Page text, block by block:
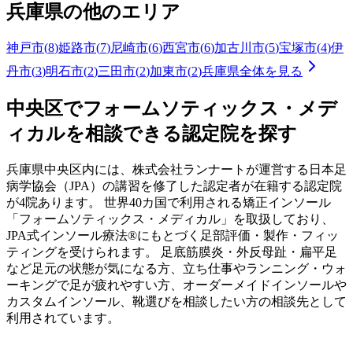
兵庫県の他のエリア
神戸市(8)姫路市(7)尼崎市(6)西宮市(6)加古川市(5)宝塚市(4)伊
丹市(3)明石市(2)三田市(2)加東市(2)兵庫県全体を見る
中央区でフォームソティックス・メデ
ィカルを相談できる認定院を探す
兵庫県中央区内には、株式会社ランナートが運営する日本足
病学協会（JPA）の講習を修了した認定者が在籍する認定院
が4院あります。 世界40カ国で利用される矯正インソール
「フォームソティックス・メディカル」を取扱しており、
JPA式インソール療法®にもとづく足部評価・製作・フィッ
ティングを受けられます。 足底筋膜炎・外反母趾・扁平足
など足元の状態が気になる方、立ち仕事やランニング・ウォ
ーキングで足が疲れやすい方、オーダーメイドインソールや
カスタムインソール、靴選びを相談したい方の相談先として
利用されています。